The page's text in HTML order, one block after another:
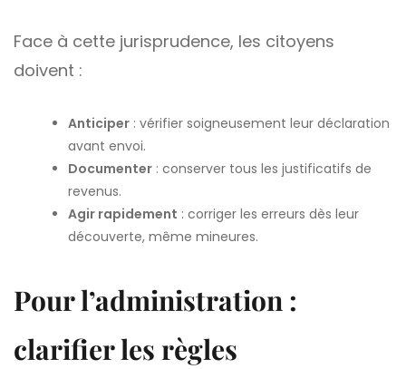
Face à cette jurisprudence, les citoyens
doivent :
Anticiper : vérifier soigneusement leur déclaration
avant envoi.
Documenter : conserver tous les justificatifs de
revenus.
Agir rapidement : corriger les erreurs dès leur
découverte, même mineures.
Pour l’administration :
clarifier les règles